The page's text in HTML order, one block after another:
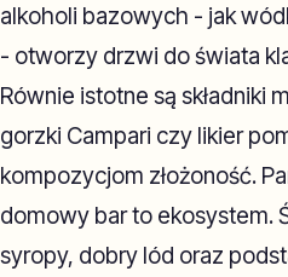
alkoholi bazowych - jak
- otworzy drzwi do świata
Równie istotne są składniki
gorzki Campari czy likier
kompozycjom złożoność.
domowy bar to ekosystem.
syropy, dobry lód oraz